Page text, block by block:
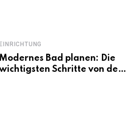
EINRICHTUNG
Modernes Bad planen: Die
Schritte von der